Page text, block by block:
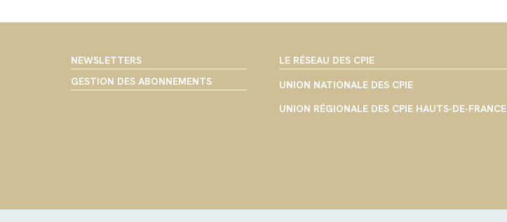
NEWSLETTERS
GESTION DES ABONNEMENTS
LE RÉSEAU DES CPIE
UNION NATIONALE DES CPIE
UNION RÉGIONALE DES CPIE HAUTS-DE-FRANCE